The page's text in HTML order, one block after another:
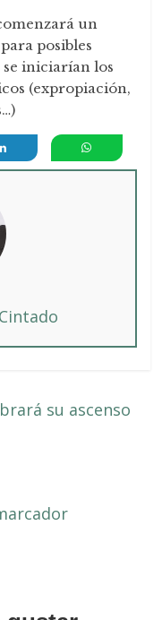
un
posibles
se iniciarían los
(expropiación,
su ascenso